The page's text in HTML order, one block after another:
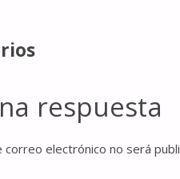
respuesta
correo electrónico no será